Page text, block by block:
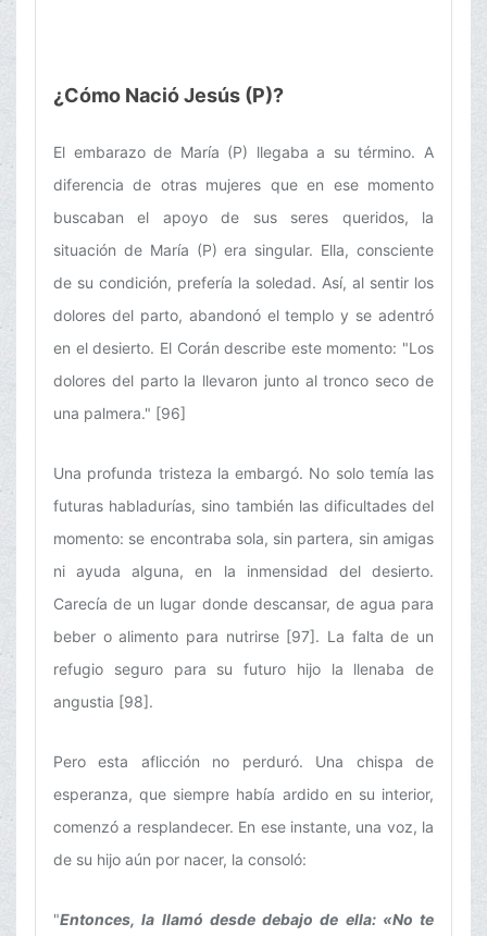
¿Cómo Nació Jesús (P)?
El embarazo de María (P) llegaba a su término. A
diferencia de otras mujeres que en ese momento
buscaban el apoyo de sus seres queridos, la
situación de María (P) era singular. Ella, consciente
de su condición, prefería la soledad. Así, al sentir los
dolores del parto, abandonó el templo y se adentró
en el desierto. El Corán describe este momento: "Los
dolores del parto la llevaron junto al tronco seco de
una palmera." [96]
Una profunda tristeza la embargó. No solo temía las
futuras habladurías, sino también las dificultades del
momento: se encontraba sola, sin partera, sin amigas
ni ayuda alguna, en la inmensidad del desierto.
Carecía de un lugar donde descansar, de agua para
beber o alimento para nutrirse [97]. La falta de un
refugio seguro para su futuro hijo la llenaba de
angustia [98].
Pero esta aflicción no perduró. Una chispa de
esperanza, que siempre había ardido en su interior,
comenzó a resplandecer. En ese instante, una voz, la
de su hijo aún por nacer, la consoló:
"Entonces, la llamó desde debajo de ella: «No te